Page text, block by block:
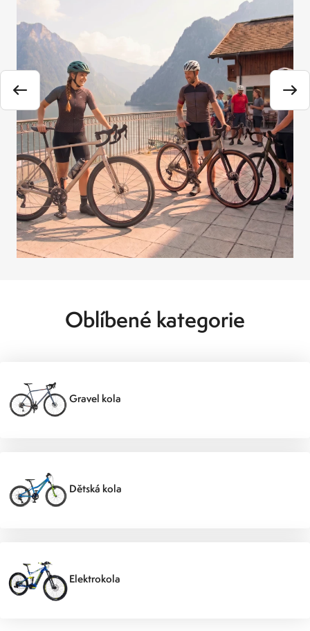
Oblíbené kategorie
Gravel kola
Dětská kola
Elektrokola